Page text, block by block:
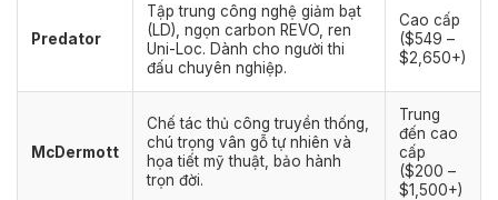
Predator
Tập trung công nghệ giảm bạt
(LD), ngọn carbon REVO, ren
Uni-Loc. Dành cho người thi
đấu chuyên nghiệp.
Cao cấp
($549 –
$2,650+)
McDermott
Chế tác thủ công truyền thống,
chú trọng vân gỗ tự nhiên và
họa tiết mỹ thuật, bảo hành
trọn đời.
Trung
đến cao
cấp
($200 –
$1,500+)